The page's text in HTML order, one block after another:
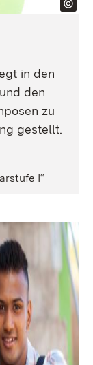
in den
den
zu
gestellt.
I“